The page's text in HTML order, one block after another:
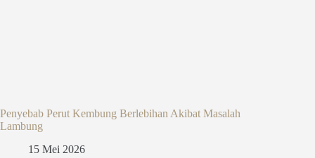
Penyebab Perut Kembung Berlebihan Akibat Masalah
Lambung
15 Mei 2026